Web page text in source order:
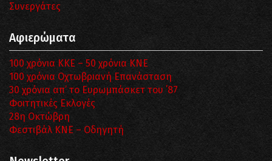
Συνεργάτες
Αφιερώματα
100 χρόνια ΚΚΕ – 50 χρόνια ΚΝΕ
100 χρόνια Οχτωβριανή Επανάσταση
30 χρόνια απ’ το Ευρωμπάσκετ του ΄87
Φοιτητικές Εκλογές
28η Οκτώβρη
Φεστιβάλ ΚΝΕ – Οδηγητή